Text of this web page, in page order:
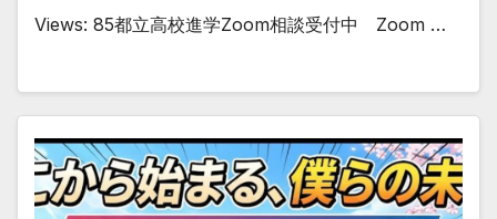
Views: 85都立高校進学Zoom相談受付中 Zoom …